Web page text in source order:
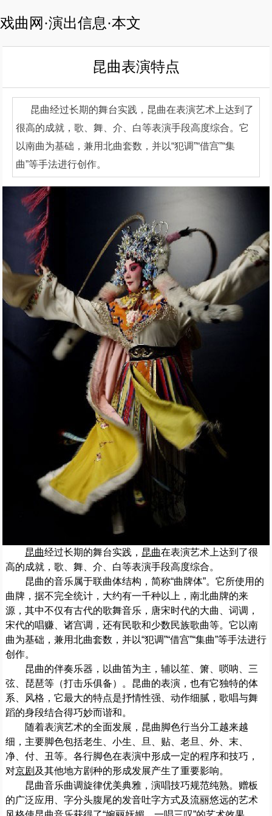
戏曲网·演出信息·本文
昆曲表演特点
昆曲经过长期的舞台实践，昆曲在表演艺术上达到了
很高的成就，歌、舞、介、白等表演手段高度综合。它
以南曲为基础，兼用北曲套数，并以“犯调”“借宫”“集
曲”等手法进行创作。
昆曲经过长期的舞台实践， 昆曲在表演艺术上达到了很
高的成就，歌、舞、介、白等表演手段高度综合。
昆曲的音乐属于联曲体结构，简称“曲牌体”。它所使用的
曲牌，据不完全统计，大约有一千种以上，南北曲牌的来
源，其中不仅有古代的歌舞音乐，唐宋时代的大曲、词调，
宋代的唱赚、诸宫调，还有民歌和少数民族歌曲等。它以南
曲为基础，兼用北曲套数，并以“犯调”“借宫”“集曲”等手法进行
创作。
昆曲的伴奏乐器，以曲笛为主，辅以笙、箫、唢呐、三
弦、琵琶等（打击乐俱备）。昆曲的表演，也有它独特的体
系、风格，它最大的特点是抒情性强、动作细腻，歌唱与舞
蹈的身段结合得巧妙而谐和。
随着表演艺术的全面发展，昆曲脚色行当分工越来越
细，主要脚色包括老生、小生、旦、贴、老旦、外、末、
净、付、丑等。各行脚色在表演中形成一定的程序和技巧，
对京剧 及其他地方剧种的形成发展产生了重要影响。
昆曲音乐曲调旋律优美典雅，演唱技巧规范纯熟。赠板
的广泛应用、字分头腹尾的发音吐字方式及流丽悠远的艺术